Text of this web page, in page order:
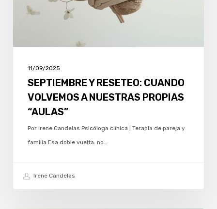
NUESTRAS
11/09/2025
SEPTIEMBRE Y RESETEO: CUANDO
VOLVEMOS A NUESTRAS PROPIAS
“AULAS”
Por Irene Candelas Psicóloga clínica | Terapia de pareja y
familia Esa doble vuelta: no…
Irene Candelas